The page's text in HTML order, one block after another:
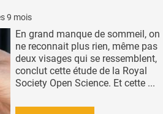
9 mois
En grand manque de sommeil, on
ne reconnait plus rien, même pas
deux visages qui se ressemblent,
conclut cette étude de la Royal
Society Open Science. Et cette ...